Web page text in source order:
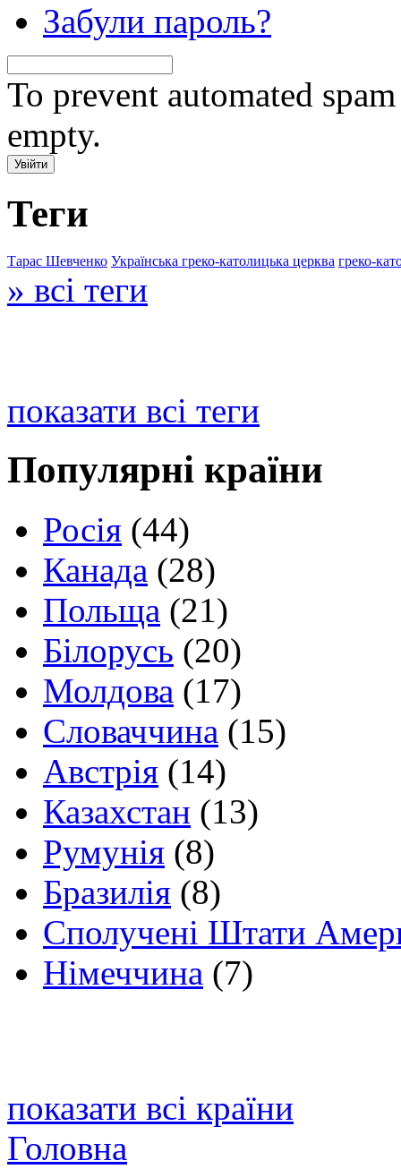
Забули пароль?
To prevent automated
empty.
Теги
Тарас Шевченко Українська греко-католицька церква греко-
» всі теги
показати всі теги
Популярні країни
Росія (44)
Канада (28)
Польща (21)
Білорусь (20)
Молдова (17)
Словаччина (15)
Австрія (14)
Казахстан (13)
Румунія (8)
Бразилія (8)
Сполучені Штати
Німеччина (7)
показати всі країни
Головна